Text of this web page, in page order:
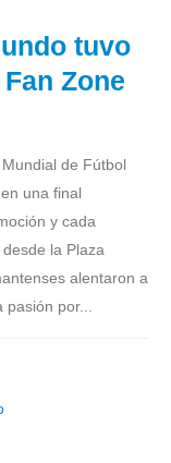
tuvo
Zone
de Fútbol
una final
y cada
la Plaza
alentaron a
por...